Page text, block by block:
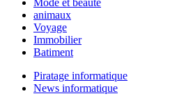
Mode et beauté
animaux
Voyage
Immobilier
Batiment
Piratage informatique
News informatique